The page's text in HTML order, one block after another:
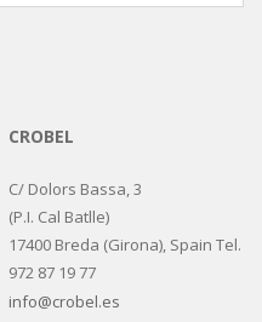
CROBEL
C/ Dolors Bassa, 3
(P.I. Cal Batlle)
17400 Breda (Girona), Spain Tel.
972 87 19 77
info@crobel.es